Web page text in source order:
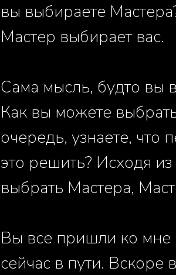
вы выбираете
Мастер выбирает вас.
Сама мысль, будто вы
Как вы можете
очередь, узнаете,
это решить? Исходя
выбрать Мастера,
Вы все пришли ко мне
сейчас в пути. Вскоре